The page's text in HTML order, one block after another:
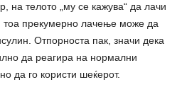
на телото „му се кажува“ да лачи
тоа прекумерно лачење може да
Отпорноста пак, значи дека
да реагира на нормални
да го користи шеќерот.